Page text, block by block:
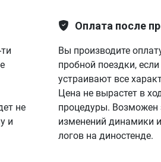
не
и
Оплата после
Вы производите
пробной поездки,
устраивают все
Цена не вырастет в
процедуры. Возможен
изменений динамики
логов на диностенде.